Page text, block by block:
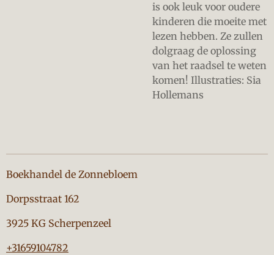
is ook leuk voor oudere
kinderen die moeite met
lezen hebben. Ze zullen
dolgraag de oplossing
van het raadsel te weten
komen! Illustraties: Sia
Hollemans
Boekhandel de Zonnebloem
Dorpsstraat 162
3925 KG Scherpenzeel
+31659104782